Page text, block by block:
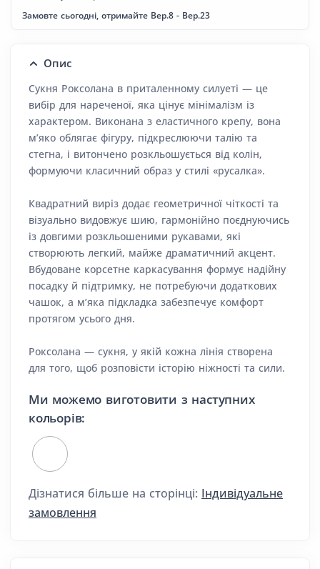
Замовте сьогодні, отримайте Вер.8 - Вер.23
Опис
Сукня Роксолана в приталенному силуеті — це
вибір для нареченої, яка цінує мінімалізм із
характером. Виконана з еластичного крепу, вона
м’яко облягає фігуру, підкреслюючи талію та
стегна, і витончено розкльошується від колін,
формуючи класичний образ у стилі «русалка».
Квадратний виріз додає геометричної чіткості та
візуально видовжує шию, гармонійно поєднуючись
із довгими розкльошеними рукавами, які
створюють легкий, майже драматичний акцент.
Вбудоване корсетне каркасування формує надійну
посадку й підтримку, не потребуючи додаткових
чашок, а м’яка підкладка забезпечує комфорт
протягом усього дня.
Роксолана — сукня, у якій кожна лінія створена
для того, щоб розповісти історію ніжності та сили.
Ми можемо виготовити з наступних
кольорів:
Дізнатися більше на сторінці: Індивідуальне
замовлення